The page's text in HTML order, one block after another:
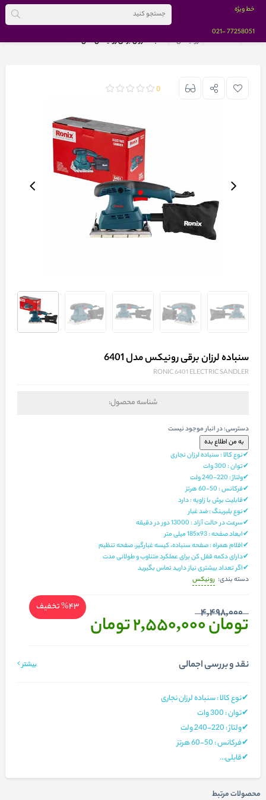
خط ویژه
77258051
-021
خانه
BRANDS رونیکس سنباده لرزان برقی رونیکس مدل 6401
سنباده لرزان برقی رونیکس مدل 6401
RONIC 6401 ELECTRIC SANDLER
شناسه محصول:
دسترسی:در انبار موجود نیست
✔نوع کالا : سنباده لرزان نجاری
✔توان : 300 وات
✔ولتاژ : 220-240 ولت
✔فرکانس : 50-60 هرتز
✔قابلیت برش با زاویه : دارد
✔نوع بلبرینگ : ضد غبار
✔سرعت در حالت آزاد : 13000 دور در دقیقه
✔ابعاد صفحه : 185x93 میلی‌ متر
✔اقلام همراه : صفحه سنباده، کیسه غبارگیر، صفحه تنظیم
✔دارای دکمه قفل‌ کن برای عملکرد متناوب و طولانی مدت
✔اگر تعداد بیشتری نیاز دارید تماس بگیرید
دسته بندی: رونیکس
4,498,000
تومان 2,550,000 تومان
%43تخفیف
0
نقد و بررسی اجمالی بیشتر
✔نوع کالا : سنباده لرزان نجاری
✔توان : 300 وات
✔ولتاژ : 220-240 ولت
✔فرکانس : 50-60 هرتز
✔قابلی...
محصولات مرتبط